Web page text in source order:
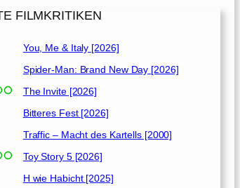
FILMKRITIKEN
You, Me & Italy [2026]
Spider-Man: Brand New Day [2026]
The Invite [2026]
Bitteres Fest [2026]
Traffic – Macht des Kartells [2000]
Toy Story 5 [2026]
H wie Habicht [2025]